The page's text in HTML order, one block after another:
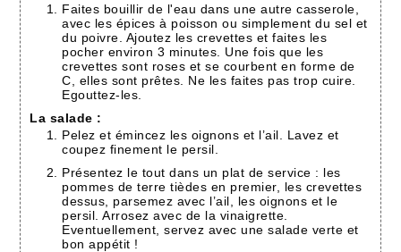
Faites bouillir de l'eau dans une autre casserole,
avec les épices à poisson ou simplement du sel et
du poivre. Ajoutez les crevettes et faites les
pocher environ 3 minutes. Une fois que les
crevettes sont roses et se courbent en forme de
C, elles sont prêtes. Ne les faites pas trop cuire.
Egouttez-les.
La salade :
Pelez et émincez les oignons et l’ail. Lavez et
coupez finement le persil.
Présentez le tout dans un plat de service : les
pommes de terre tièdes en premier, les crevettes
dessus, parsemez avec l’ail, les oignons et le
persil. Arrosez avec de la vinaigrette.
Eventuellement, servez avec une salade verte et
bon appétit !